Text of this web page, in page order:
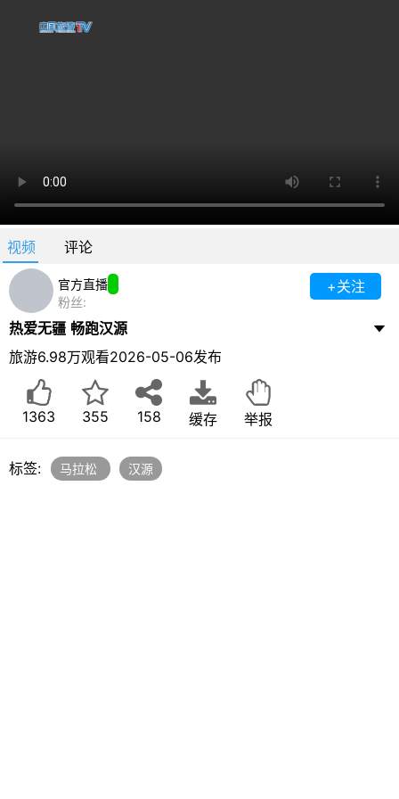
视频 评论
官方直播
粉丝:
+关注
热爱无疆 畅跑汉源
旅游6.98万观看2026-05-06发布
1363 355 158 缓存 举报
标签: 马拉松 汉源